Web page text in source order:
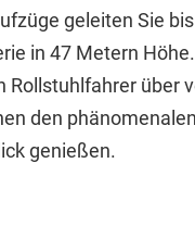
geleiten Sie
in 47 Metern
Rollstuhlfahrer über
den phänomenalen
genießen.